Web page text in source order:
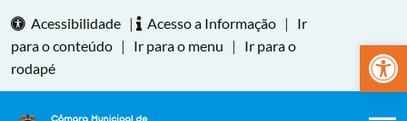
Abrir
Acessibilidade | Acesso a Informação |
Ir
para o conteúdo | Ir para o menu |
Ir para o
rodapé